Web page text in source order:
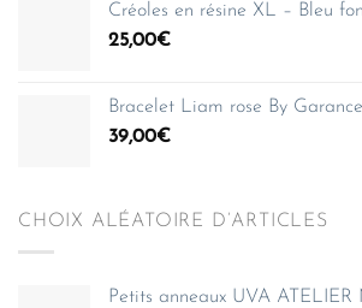
Créoles en résine XL – Bleu
25,00€
Bracelet Liam rose By Garance
39,00€
CHOIX ALÉATOIRE D’ARTICLES
Petits anneaux UVA